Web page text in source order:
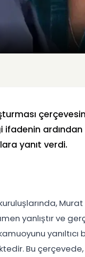
ifadenin
yanıt verdi.
Murat
yanlıştır ve
yanıltıcı
Bu